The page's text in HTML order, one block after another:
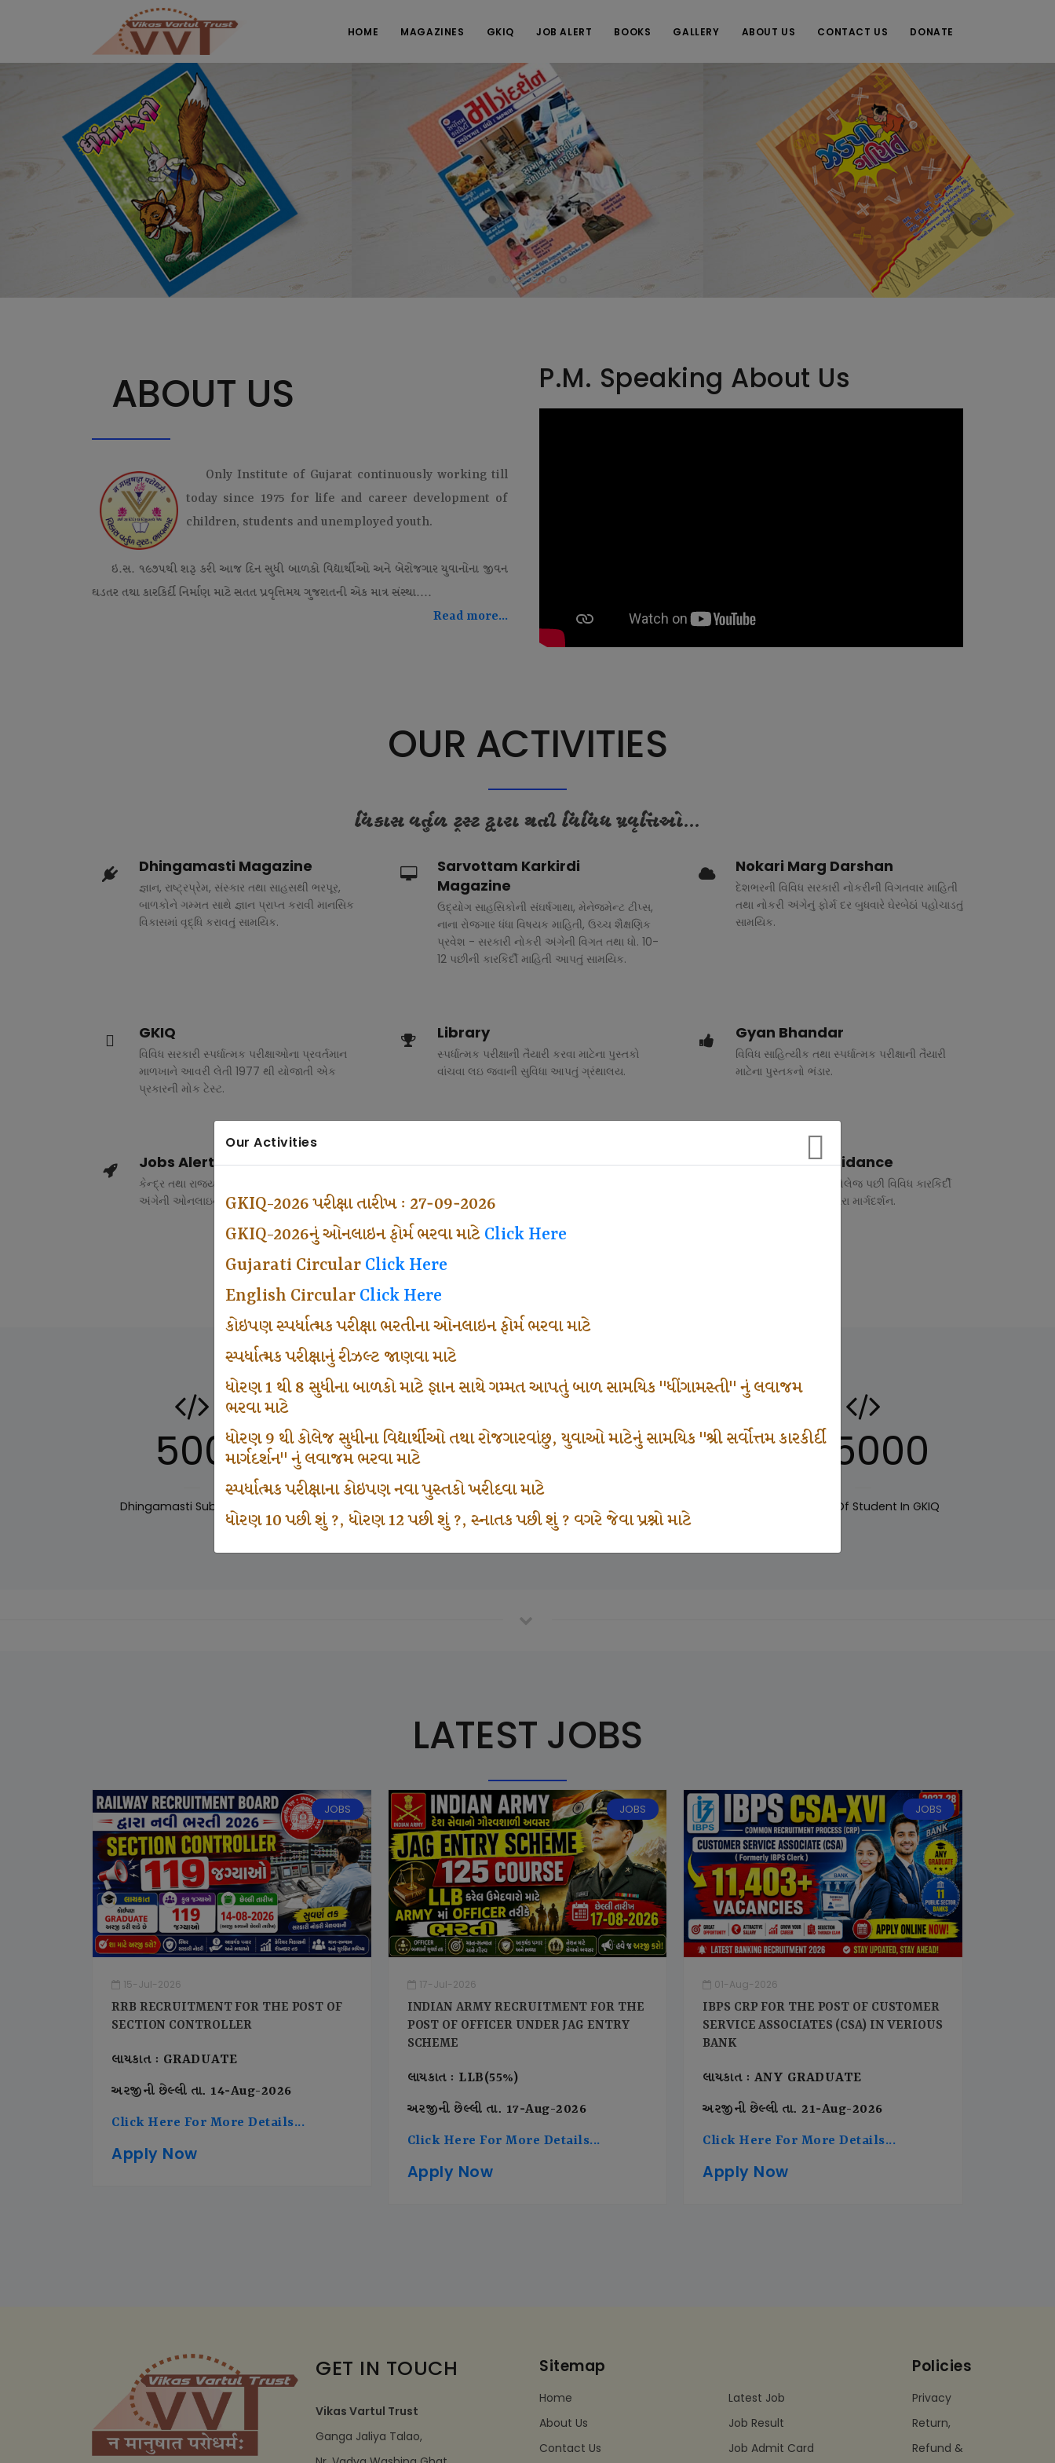
HOME MAGAZINES GKIQ JOB ALERT BOOKS GALLERY ABOUT US CONTACT US DONATE
Our Activities
GKIQ-2026 પરીક્ષા તારીખ : 27-09-2026
GKIQ-2026નું ઓનલાઇન ફોર્મ ભરવા માટે Click Here
Gujarati Circular Click Here
English Circular Click Here
કોઇપણ સ્પર્ધાત્મક પરીક્ષા ભરતીના ઓનલાઇન ફોર્મ ભરવા માટે
સ્પર્ધાત્મક પરીક્ષાનું રીઝલ્ટ જાણવા માટે
ધોરણ 1 થી 8 સુધીના બાળકો માટે જ્ઞાન સાથે ગમ્મત આપતું બાળ સામયિક "ધીંગામસ્તી" નું લવાજમ
ભરવા માટે
ધોરણ 9 થી કોલેજ સુધીના વિદ્યાર્થીઓ તથા રોજગારવાંછુ, યુવાઓ માટેનું સામયિક "શ્રી સર્વોત્તમ કારકીર્દી
માર્ગદર્શન" નું લવાજમ ભરવા માટે
સ્પર્ધાત્મક પરીક્ષાના કોઇપણ નવા પુસ્તકો ખરીદવા માટે
ધોરણ 10 પછી શું ?, ધોરણ 12 પછી શું ?, સ્નાતક પછી શું ? વગરે જેવા પ્રશ્નો માટે
ABOUT US
Only Institute of Gujarat continuously working till
today since 1975 for life and career development of
children, students and unemployed youth.
ઇ.સ. ૧૯૭૫થી શરૂ કરી આજ દિન સુધી બાળકો વિદ્યાર્થીઓ અને બેરોજગાર યુવાનોના જીવન
ઘડતર તથા કારકિર્દી નિર્માણ માટે સતત પ્રવૃત્તિમય ગુજરાતની એક માત્ર સંસ્થા....
Read more...
P.M. Speaking About Us
OUR ACTIVITIES
વિકાસ વર્તુળ ટ્રસ્ટ દ્વારા થતી વિવિધ પ્રવૃત્તિઓ...
Dhingamasti Magazine
જ્ઞાન, રાષ્ટ્રપ્રેમ, સંસ્કાર તથા સાહસથી ભરપૂર,
બાળકોને ગમ્મત સાથે જ્ઞાન પ્રાપ્ત કરાવી માનસિક
વિકાસમાં વૃદ્ધિ કરાવતું સામયિક.
Sarvottam Karkirdi
Magazine
ઉદ્યોગ સાહસિકોની સંઘર્ષગાથા, મેનેજમેન્ટ ટીપ્સ,
નાના રોજગાર ધંધા વિષયક માહિતી, ઉચ્ચ શૈક્ષણિક
પ્રવેશ - સરકારી નોકરી અંગેની વિગત તથા ધો. 10-
12 પછીની કારકિર્દી માહિતી આપતું સામયિક.
Nokari Marg Darshan
દેશભરની વિવિધ સરકારી નોકરીની વિગતવાર માહિતી
તથા નોકરી અંગેનું ફોર્મ દર બુધવારે ઘેરબેઠાં પહોચાડતું
સામયિક.
GKIQ
વિવિધ સરકારી સ્પર્ધાત્મક પરીક્ષાઓના પ્રવર્તમાન
માળખાને આવરી લેતી 1977 થી યોજાતી એક
પ્રકારની મોક ટેસ્ટ.
Library
સ્પર્ધાત્મક પરીક્ષાની તૈયારી કરવા માટેના પુસ્તકો
વાંચવા લઇ જવાની સુવિધા આપતું ગ્રંથાલય.
Gyan Bhandar
વિવિધ સાહિત્યીક તથા સ્પર્ધાત્મક પરીક્ષાની તૈયારી
માટેના પુસ્તકનો ભંડાર.
Jobs Alert
કેન્દ્ર તથા રાજ્ય સરકારના વિવિધ વિભાગોમાં ભરતી
અંગેની ઓનલાઇન માહિતી.
Competitive Exam Class
હેતુ ફક્ત વ્યવસ્થા ખર્ચ લઇ ચલાવતા વર્ગ.
Vocational Guidance
ધોરણ 10 અને 12 તથા કોલેજ પછી વિવિધ કારકિર્દી
અંગે રૂબરુ તથા ફોન દ્વારા માર્ગદર્શન.
500
Dhingamasti Subscription
671 1000 125000
Number Of Student In GKIQ
LATEST JOBS
JOBS
15-Jul-2026
RRB RECRUITMENT FOR THE POST OF
SECTION CONTROLLER
લાયકાત : GRADUATE
અરજીની છેલ્લી તા. 14-Aug-2026
Click Here For More Details...
Apply Now
JOBS
17-Jul-2026
INDIAN ARMY RECRUITMENT FOR THE
POST OF OFFICER UNDER JAG ENTRY
SCHEME
લાયકાત : LLB(55%)
અરજીની છેલ્લી તા. 17-Aug-2026
Click Here For More Details...
Apply Now
JOBS
01-Aug-2026
IBPS CRP FOR THE POST OF CUSTOMER
SERVICE ASSOCIATES (CSA) IN VERIOUS
BANK
લાયકાત : ANY GRADUATE
અરજીની છેલ્લી તા. 21-Aug-2026
Click Here For More Details...
Apply Now
GET IN TOUCH
Vikas Vartul Trust
Ganga Jaliya Talao,
Sitemap
Home
About Us
Contact Us
Latest Job
Job Result
Job Admit Card
Policies
Privacy
Return,
Refund &